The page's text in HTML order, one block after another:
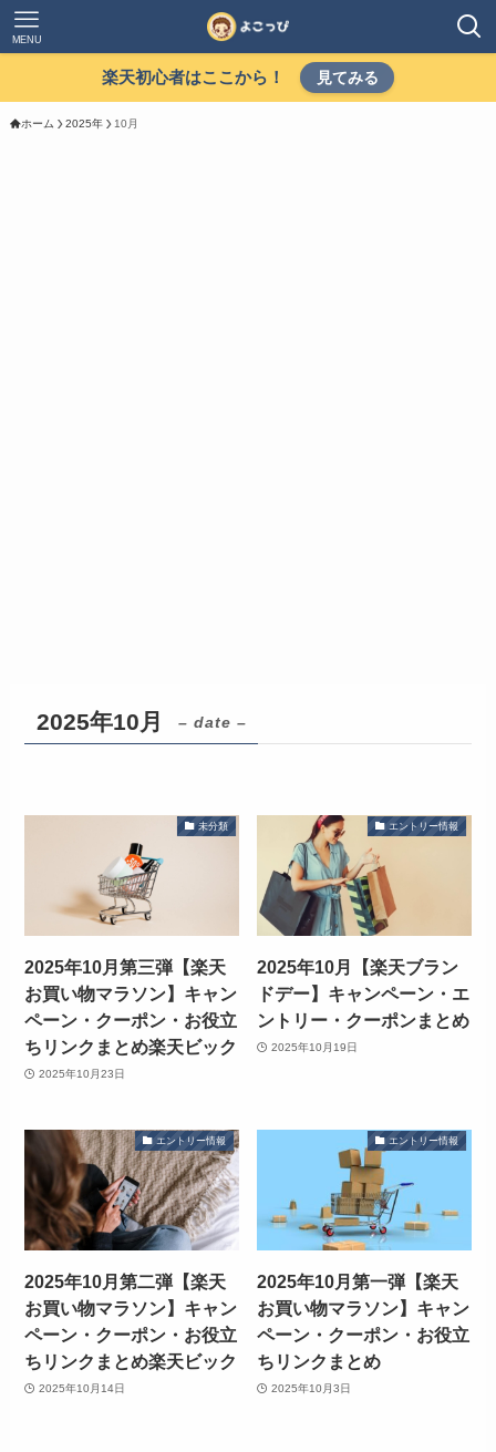
MENU
楽天初心者はここから！ 見てみる
ホーム 2025年 10月
2025年10月 – date –
未分類
2025年10月第三弾【楽天
お買い物マラソン】キャン
ペーン・クーポン・お役立
ちリンクまとめ楽天ビック
2025年10月23日
エントリー情報
2025年10月【楽天ブラン
ドデー】キャンペーン・エ
ントリー・クーポンまとめ
2025年10月19日
エントリー情報
2025年10月第二弾【楽天
お買い物マラソン】キャン
ペーン・クーポン・お役立
ちリンクまとめ楽天ビック
2025年10月14日
エントリー情報
2025年10月第一弾【楽天
お買い物マラソン】キャン
ペーン・クーポン・お役立
ちリンクまとめ
2025年10月3日